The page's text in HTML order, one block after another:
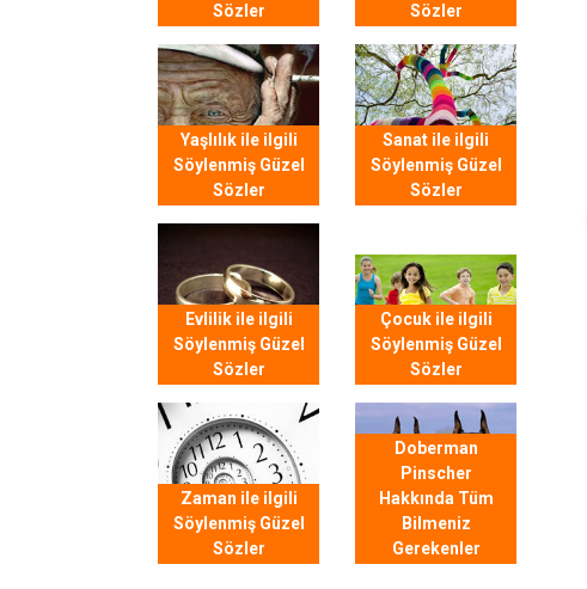
Sözler
Sözler
Yaşlılık ile ilgili
Söylenmiş Güzel
Sözler
Sanat ile ilgili
Söylenmiş Güzel
Sözler
Evlilik ile ilgili
Söylenmiş Güzel
Sözler
Çocuk ile ilgili
Söylenmiş Güzel
Sözler
Zaman ile ilgili
Söylenmiş Güzel
Sözler
Doberman
Pinscher
Hakkında Tüm
Bilmeniz
Gerekenler